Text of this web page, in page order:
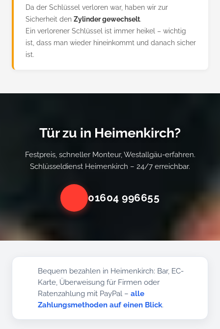
Da der Schlüssel verloren war, haben wir zur
Sicherheit den Zylinder gewechselt.
Ein verlorener Schlüssel ist immer heikel – wichtig
ist, dass man wieder hineinkommt und danach sicher
ist.
Tür zu in Heimenkirch?
Festpreis, schneller Monteur, Westallgäu-erfahren.
Schlüsseldienst Heimenkirch – 24/7 erreichbar.
01604 996655
Bequem bezahlen in Heimenkirch: Bar, EC-
Karte, Überweisung für Firmen oder
Ratenzahlung mit PayPal –alle
Zahlungsmethoden auf einen Blick.